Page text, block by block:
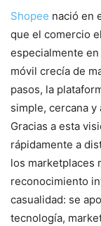
Shopee nació en
que el comercio
especialmente
móvil crecía de
pasos, la
simple, cercana y
Gracias a esta
rápidamente a
los marketplaces
reconocimiento
casualidad: se
tecnología,